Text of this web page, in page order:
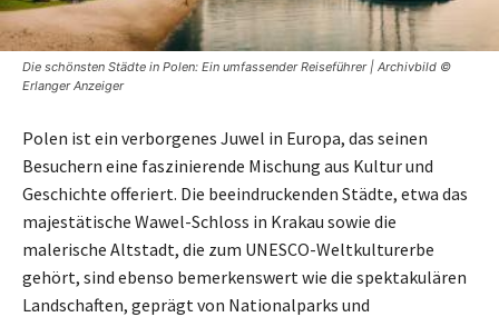
Die schönsten Städte in Polen: Ein umfassender Reiseführer | Archivbild ©
Erlanger Anzeiger
Polen ist ein verborgenes Juwel in Europa, das seinen
Besuchern eine faszinierende Mischung aus Kultur und
Geschichte offeriert. Die beeindruckenden Städte, etwa das
majestätische Wawel-Schloss in Krakau sowie die
malerische Altstadt, die zum UNESCO-Weltkulturerbe
gehört, sind ebenso bemerkenswert wie die spektakulären
Landschaften, geprägt von Nationalparks und